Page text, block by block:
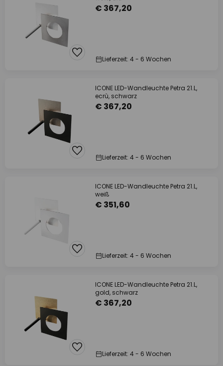
€ 367,20
Lieferzeit: 4 - 6 Wochen
ICONE LED-Wandleuchte Petra 21.L,
ecrù, schwarz
€ 367,20
Lieferzeit: 4 - 6 Wochen
ICONE LED-Wandleuchte Petra 21.L,
weiß
€ 351,60
Lieferzeit: 4 - 6 Wochen
ICONE LED-Wandleuchte Petra 21.L,
gold, schwarz
€ 367,20
Lieferzeit: 4 - 6 Wochen